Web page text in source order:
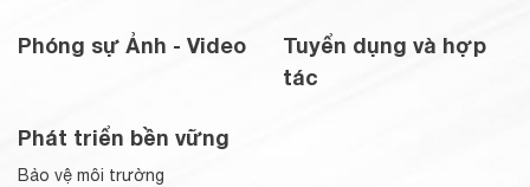
Phóng sự Ảnh - Video
Tuyển dụng và hợp
tác
Phát triển bền vững
Bảo vệ môi trường